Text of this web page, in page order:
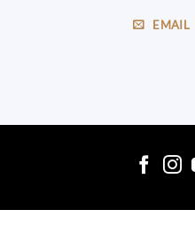
EMAIL